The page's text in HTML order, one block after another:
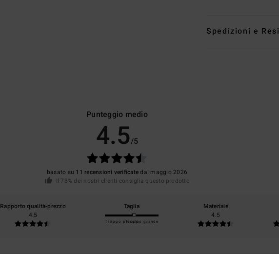
Spedizioni e Resi
Punteggio medio
4.5/5
basato su 11 recensioni verificatedal maggio 2026
Il 73% dei nostri clienti consiglia questo prodotto
Rapporto qualità-prezzo
4.5
Taglia
Troppo piccoloTroppo grande
Materiale
4.5